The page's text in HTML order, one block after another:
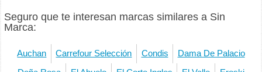
Seguro que te interesan marcas similares a Sin
Marca:
Auchan Carrefour Selección Condis Dama De Palacio